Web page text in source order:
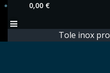
0,00 €
Tole inox pro